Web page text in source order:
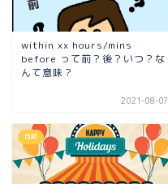
within xx hours/mins
before って前？後？いつ？な
んて意味？
2021-08-07
日記